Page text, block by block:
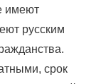
имеют
русским
срок